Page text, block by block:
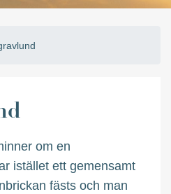
om en
istället ett gemensamt
fästs och man